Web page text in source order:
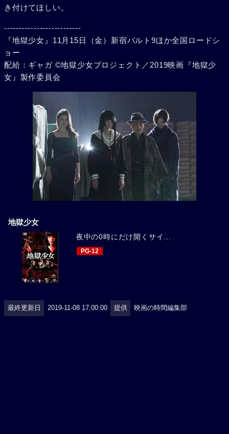
き付けてほしい。
--------------------------
『地獄少女』11月15日（金）新宿バルト9ほか全国ロードシ
ョー
配給：ギャガ ©地獄少女プロジェクト／2019映画『地獄少
女』製作委員会
地獄少女
夜中の0時にだけ開くサイ...
PG-12
最終更新日 2019-11-08 17:00:00 提供 映画の時間編集部